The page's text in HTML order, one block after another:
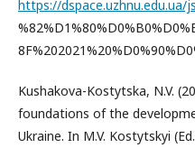
https://
Kushakova-Kostytska, N.V.
foundations of the
Ukraine. In M.V. Kostytskyi